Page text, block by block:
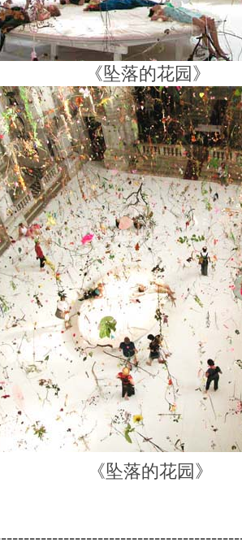
《坠落的花园》
《坠落的花园》